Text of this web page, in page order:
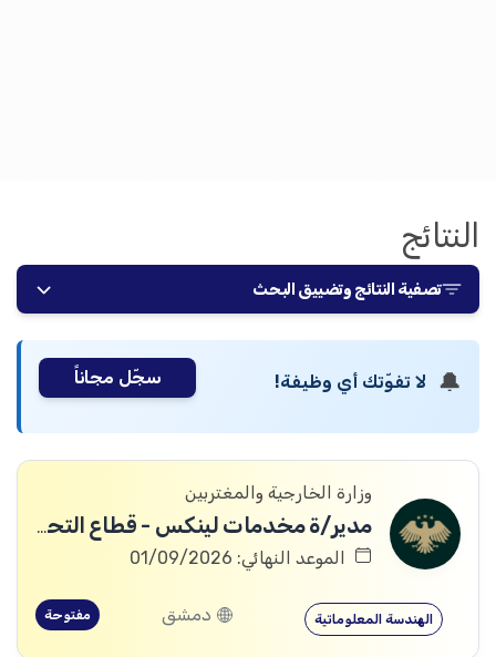
النتائج
تصفية النتائج وتضييق البحث
🔔 لا تفوّتك أي وظيفة! سجّل مجاناً
وزارة الخارجية والمغتربين
مدير/ة مخدمات لينكس - قطاع التحول الرقمي
الموعد النهائي: 01/09/2026
الهندسة المعلوماتية دمشق مفتوحة